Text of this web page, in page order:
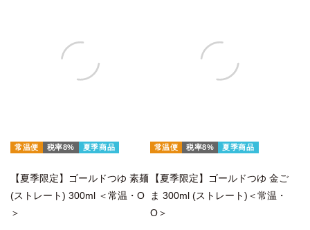
常温便 税率8% 夏季商品
【夏季限定】ゴールドつゆ 素麺
(ストレート) 300ml ＜常温・O
＞
常温便 税率8% 夏季商品
【夏季限定】ゴールドつゆ 金ご
ま 300ml (ストレート)＜常温・
O＞